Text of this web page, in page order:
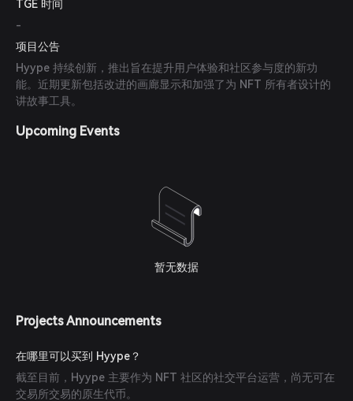
TGE 时间
-
项目公告
Hyype 持续创新，推出旨在提升用户体验和社区参与度的新功
能。近期更新包括改进的画廊显示和加强了为 NFT 所有者设计的
讲故事工具。
Upcoming Events
暂无数据
Projects Announcements
在哪里可以买到 Hyype？
截至目前，Hyype 主要作为 NFT 社区的社交平台运营，尚无可在
交易所交易的原生代币。